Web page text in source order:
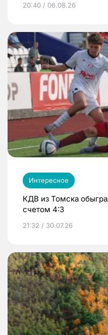
20:40 / 06.08.26
Интересное
КДВ из Томска
счетом 4:3
21:32 / 30.07.26